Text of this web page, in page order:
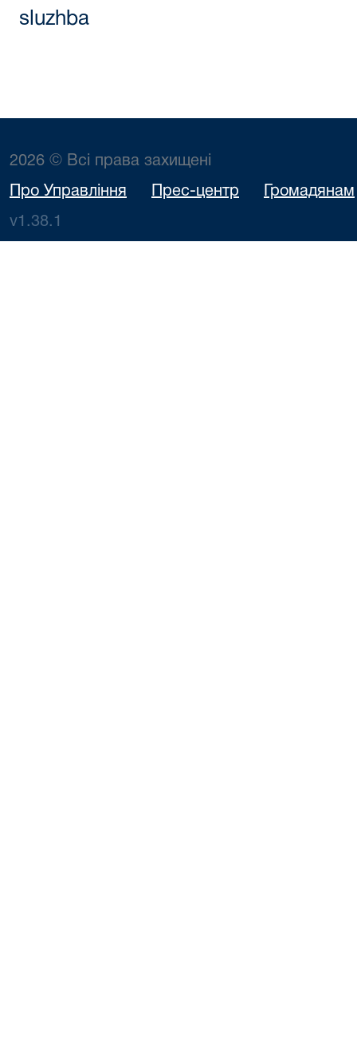
sluzhba
2026 © Всі права захищені
Про Управління Прес-центр Громадянам
v1.38.1